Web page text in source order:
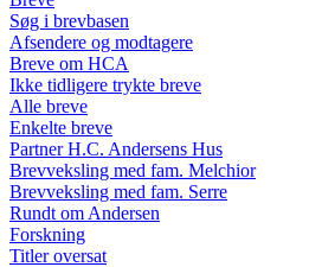
Søg i brevbasen
Afsendere og modtagere
Breve om HCA
Ikke tidligere trykte breve
Alle breve
Enkelte breve
Partner H.C. Andersens Hus
Brevveksling med fam. Melchior
Brevveksling med fam. Serre
Rundt om Andersen
Forskning
Titler oversat